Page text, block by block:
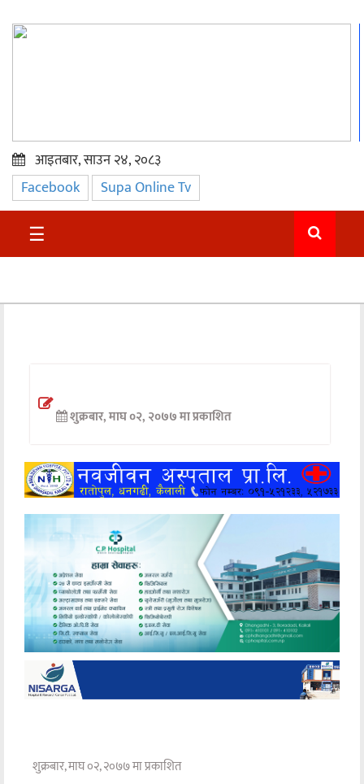
प्रमुख
समाचार
सुदुर
अन्तर्वार्ता
खेलकुद
मनोरञ्जन
अन्य
आइतबार, साउन २४, २०८३
Facebook Supa Online Tv
☰
शुक्रबार, माघ ०२, २०७७ मा प्रकाशित
शुक्रबार, माघ ०२, २०७७ मा प्रकाशित